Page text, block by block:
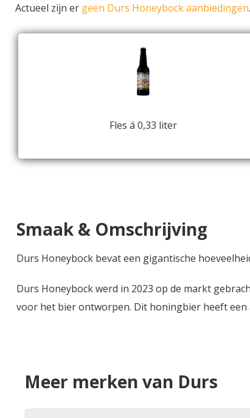
Actueel zijn er geen Durs Honeybock aanbiedingen
Fles á 0,33 liter
Smaak & Omschrijving
Durs Honeybock bevat een gigantische
Durs Honeybock werd in 2023 op de markt
voor het bier ontworpen. Dit honingbier heeft een
Meer merken van Durs